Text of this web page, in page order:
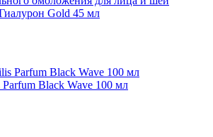
Gold 45 мл
Black Wave 100 мл